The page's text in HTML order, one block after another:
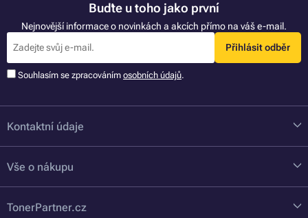
Buďte u toho jako první
Nejnovější informace o novinkách a akcích přímo na váš e-mail.
Přihlásit odběr
Souhlasím se zpracováním osobních údajů.
Kontaktní údaje
Vše o nákupu
TonerPartner.cz